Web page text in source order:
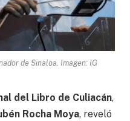
de Sinaloa. Imagen: IG
del Libro de Culiacán,
Rocha Moya, reveló